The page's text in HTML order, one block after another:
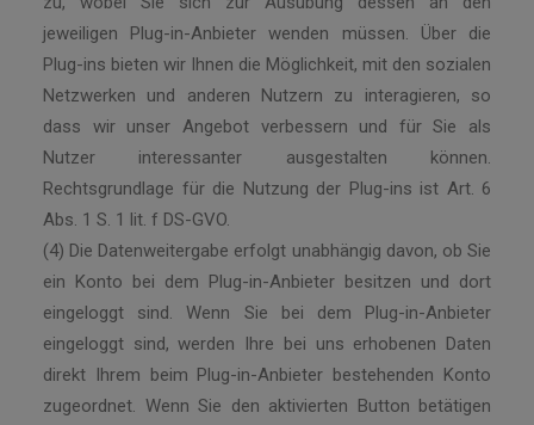
jeweiligen Plug-in-Anbieter wenden müssen. Über die
Plug-ins bieten wir Ihnen die Möglichkeit, mit den sozialen
Netzwerken und anderen Nutzern zu interagieren, so
dass wir unser Angebot verbessern und für Sie als
Nutzer interessanter ausgestalten können.
Rechtsgrundlage für die Nutzung der Plug-ins ist Art. 6
Abs. 1 S. 1 lit. f DS-GVO.
(4) Die Datenweitergabe erfolgt unabhängig davon, ob Sie
ein Konto bei dem Plug-in-Anbieter besitzen und dort
eingeloggt sind. Wenn Sie bei dem Plug-in-Anbieter
eingeloggt sind, werden Ihre bei uns erhobenen Daten
direkt Ihrem beim Plug-in-Anbieter bestehenden Konto
zugeordnet. Wenn Sie den aktivierten Button betätigen